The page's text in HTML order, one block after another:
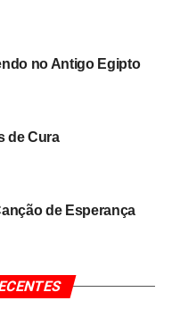
no Antigo Egipto
de Cura
de Esperança